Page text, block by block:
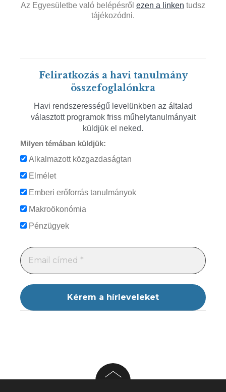
Az Egyesületbe való belépésről ezen a linken tudsz
tájékozódni.
Feliratkozás a havi tanulmány
összefoglalónkra
Havi rendszerességű levelünkben az általad
választott programok friss műhelytanulmányait
küldjük el neked.
Milyen témában küldjük:
Alkalmazott közgazdaságtan
Elmélet
Emberi erőforrás tanulmányok
Makroökonómia
Pénzügyek